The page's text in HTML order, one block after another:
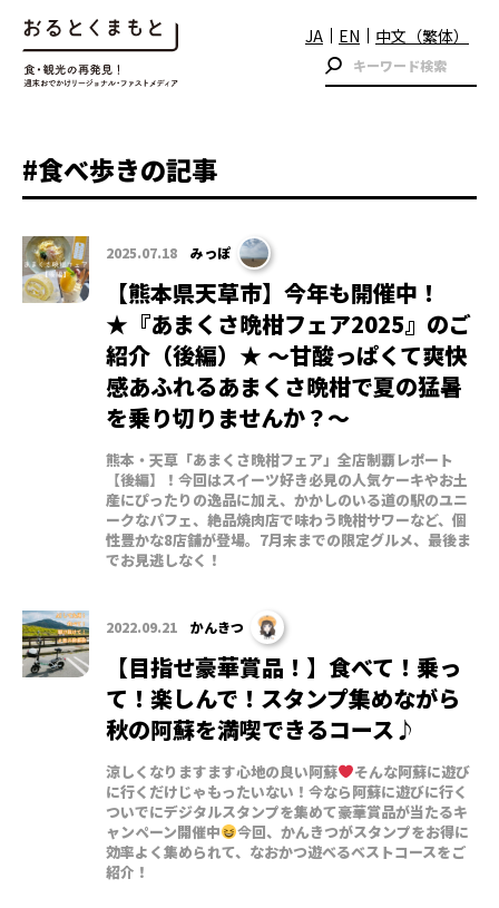
JA EN 中文（繁体）
#食べ歩きの記事
2025.07.18 みっぽ
【熊本県天草市】今年も開催中！
★『あまくさ晩柑フェア2025』のご
紹介（後編）★ ～甘酸っぱくて爽快
感あふれるあまくさ晩柑で夏の猛暑
を乗り切りませんか？～
熊本・天草「あまくさ晩柑フェア」全店制覇レポート
【後編】！今回はスイーツ好き必見の人気ケーキやお土
産にぴったりの逸品に加え、かかしのいる道の駅のユニ
ークなパフェ、絶品焼肉店で味わう晩柑サワーなど、個
性豊かな8店舗が登場。7月末までの限定グルメ、最後ま
でお見逃しなく！
2022.09.21 かんきつ
【目指せ豪華賞品！】食べて！乗っ
て！楽しんで！スタンプ集めながら
秋の阿蘇を満喫できるコース♪
涼しくなりますます心地の良い阿蘇
そんな阿蘇に遊び
に行くだけじゃもったいない！今なら阿蘇に遊びに行く
ついでにデジタルスタンプを集めて豪華賞品が当たるキ
ャンペーン開催中
今回、かんきつがスタンプをお得に
効率よく集められて、なおかつ遊べるベストコースをご
紹介！